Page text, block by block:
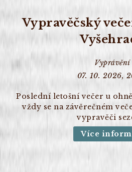
Vypravěčský
Vyprávění
07. 10. 2026,
Poslední letošní večer u
vždy se na závěrečném
vypravěči
Více